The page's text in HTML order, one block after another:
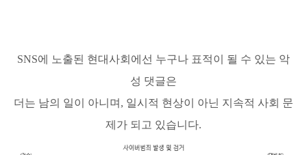
SNS에 노출된 현대사회에선 누구나 표적이 될 수 있는 악
성 댓글은
더는 남의 일이 아니며, 일시적 현상이 아닌 지속적 사회 문
제가 되고 있습니다.